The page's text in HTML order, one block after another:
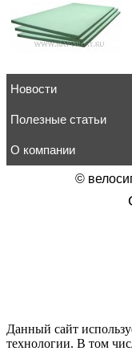
Татами РЭЙ-СПОРТ
товар в корзину
Татами РЭЙ-
Татами РЭЙ-
Новости
Полезные статьи
О компании
©
Данный сайт
технологии. В том